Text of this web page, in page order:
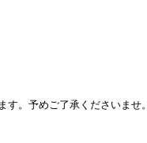
。予めご了承くださいませ。